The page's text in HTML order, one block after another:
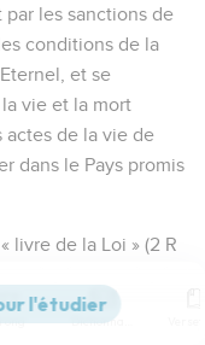
par les sanctions de
conditions de la
et se
vie et la mort
actes de la vie de
dans le Pays promis
livre de la Loi » (2 R
religieuse et